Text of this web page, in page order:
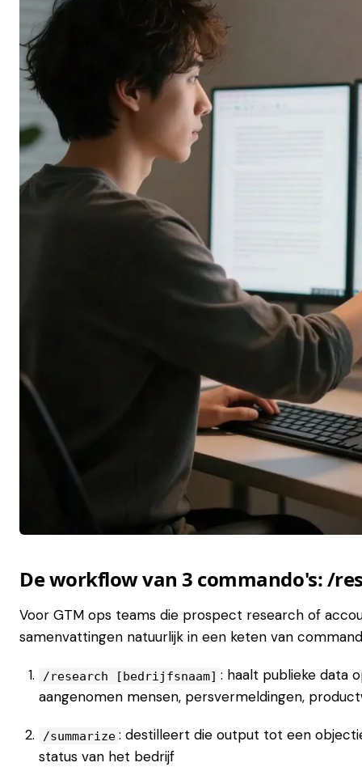
De workflow van 3 commando's: /
Voor GTM ops teams die prospect research of
samenvattingen natuurlijk in een keten van
/research [bedrijfsnaam] : haalt publieke data
aangenomen mensen, persvermeldingen,
/summarize : destilleert die output tot een
status van het bedrijf